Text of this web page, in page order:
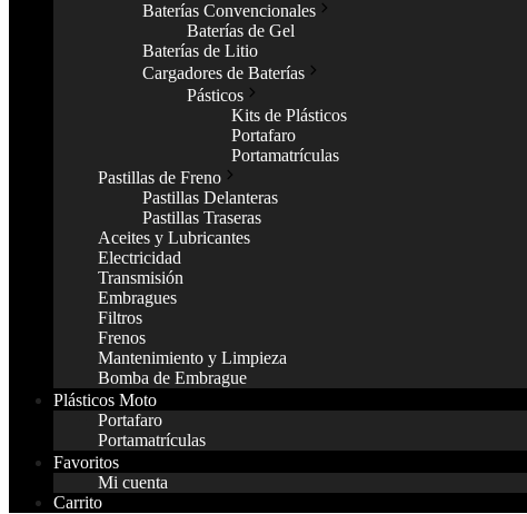
Baterías Convencionales
Baterías de Gel
Baterías de Litio
Cargadores de Baterías
Pásticos
Kits de Plásticos
Portafaro
Portamatrículas
Pastillas de Freno
Pastillas Delanteras
Pastillas Traseras
Aceites y Lubricantes
Electricidad
Transmisión
Embragues
Filtros
Frenos
Mantenimiento y Limpieza
Bomba de Embrague
Plásticos Moto
Portafaro
Portamatrículas
Favoritos
Mi cuenta
Carrito